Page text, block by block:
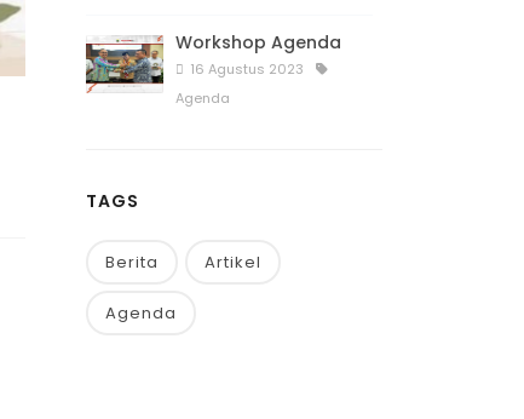
Workshop Agenda
16 Agustus 2023
Agenda
TAGS
Berita Artikel
Agenda